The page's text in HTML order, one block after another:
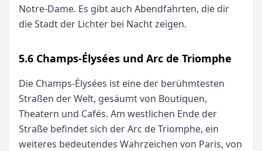
Notre-Dame. Es gibt auch Abendfahrten, die dir
die Stadt der Lichter bei Nacht zeigen.
5.6 Champs-Élysées und Arc de Triomphe
Die Champs-Élysées ist eine der berühmtesten
Straßen der Welt, gesäumt von Boutiquen,
Theatern und Cafés. Am westlichen Ende der
Straße befindet sich der Arc de Triomphe, ein
weiteres bedeutendes Wahrzeichen von Paris, von